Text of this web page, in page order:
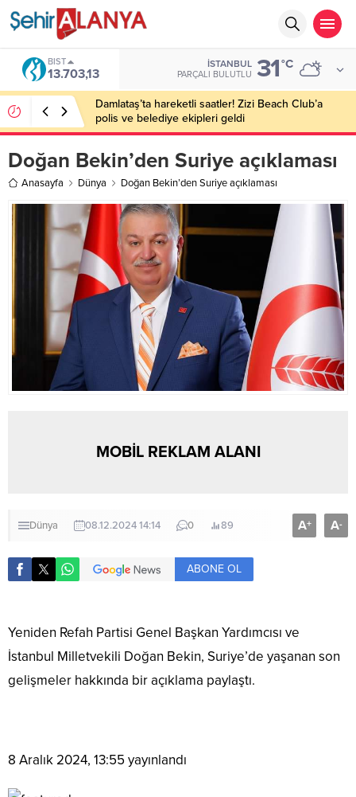
BIST
13.703,13
İSTANBUL
PARÇALI BULUTLU 31°C
Damlataş’ta hareketli saatler! Zizi Beach Club’a
polis ve belediye ekipleri geldi
Doğan Bekin’den Suriye açıklaması
Anasayfa Dünya Doğan Bekin’den Suriye açıklaması
MOBİL REKLAM ALANI
Dünya 08.12.2024 14:14 0 89 A+ A-
ABONE OL
Yeniden Refah Partisi Genel Başkan Yardımcısı ve
İstanbul Milletvekili Doğan Bekin, Suriye’de yaşanan son
gelişmeler hakkında bir açıklama paylaştı.
8 Aralık 2024, 13:55 yayınlandı